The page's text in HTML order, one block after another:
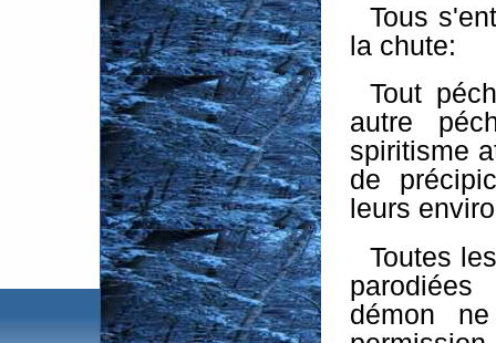
Tous
la chute:
Tout
autre
spiritisme
de
leurs
Toutes
démon